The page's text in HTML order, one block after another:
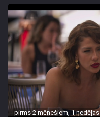
pirms 2 mēnešiem, 1 nedēļas